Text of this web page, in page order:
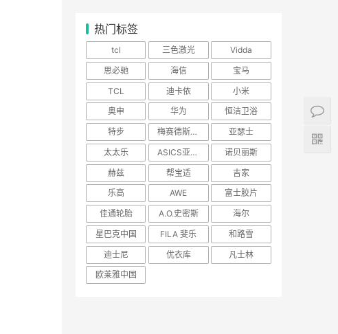
热门标签
tcl 三色激光
Vidda
思必驰
海信
宝马
TCL
迪卡侬
小米
奥申
华为
恒洁卫浴
特步
梅赛德斯-奔驰
亚瑟士
太太乐
ASICS亚瑟士
诺贝丽斯
赫兹
帮宝适
吉家
乐高
AWE
富士胶片
佳通轮胎
A.O.史密斯
海尔
星巴克中国
FILA 斐乐
和路雪
迪士尼
优衣库
凡士林
欧莱雅中国